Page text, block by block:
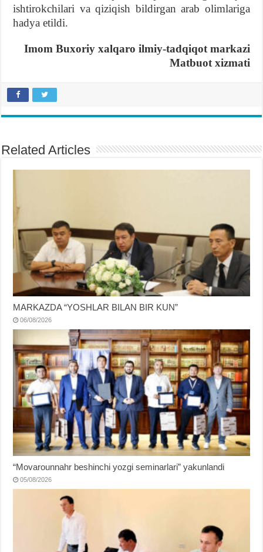
ishtirokchilari va qiziqish bildirgan arab olimlariga
hadya etildi.
Imom Buxoriy xalqaro ilmiy-tadqiqot markazi
Matbuot xizmati
Related Articles
MARKAZDA “YOSHLAR BILAN BIR KUN”
06/08/2026
“Movarounnahr beshinchi yozgi seminarlari” yakunlandi
05/08/2026